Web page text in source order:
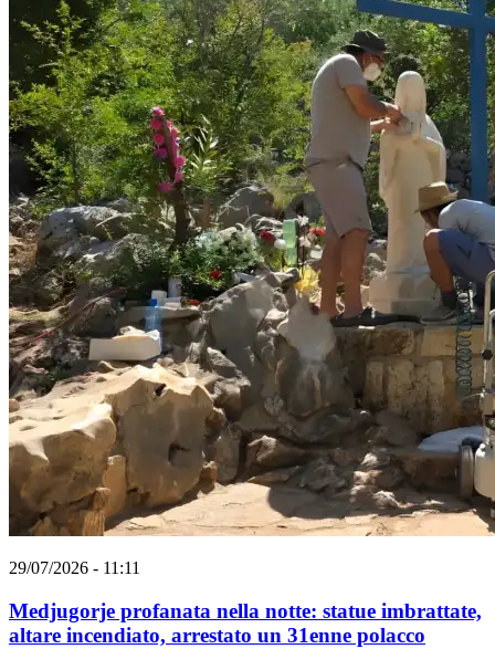
29/07/2026 - 11:11
Medjugorje profanata nella notte: statue imbrattate,
altare incendiato, arrestato un 31enne polacco